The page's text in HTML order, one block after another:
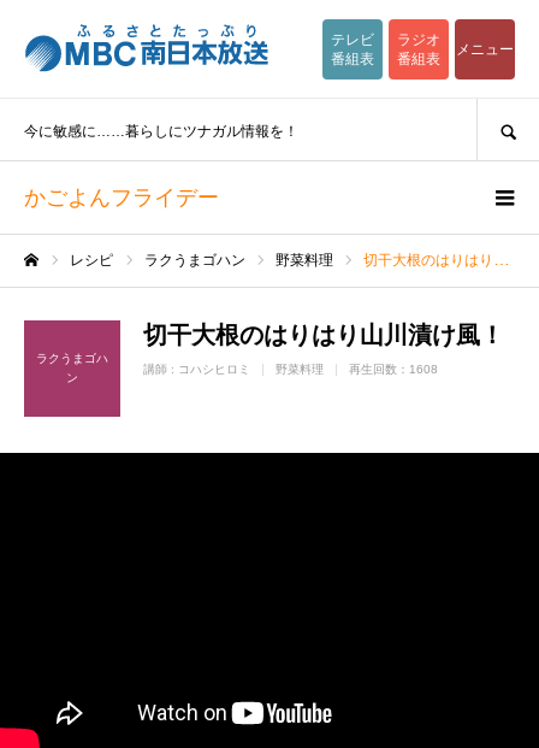
テレビ
番組表
ラジオ
番組表
メニュー
かごよんフライデー
今に敏感に……暮らしにツナガル情報を！
レシピ ラクうまゴハン 野菜料理 切干大根のはりはり山川漬け風！
ラクうまゴハ
ン
切干大根のはりはり山川漬け風！
講師 : コハシヒロミ 野菜料理 再生回数：1608